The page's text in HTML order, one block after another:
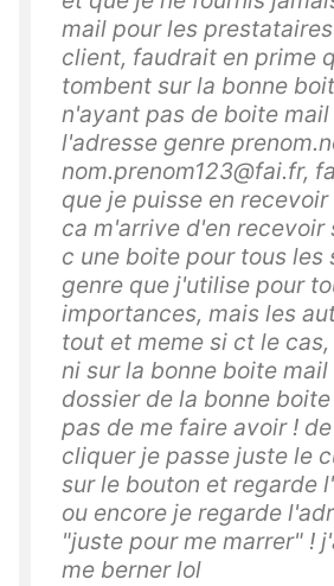
mail pour les
client, faudrait en prime
tombent sur la bonne
n'ayant pas de boite
l'adresse genre
nom.prenom123@fai.fr,
que je puisse en
ca m'arrive d'en recevoir
c une boite pour tous les
genre que j'utilise pour
importances, mais les
tout et meme si ct le
ni sur la bonne boite
dossier de la bonne
pas de me faire avoir !
cliquer je passe juste le
sur le bouton et regarde
ou encore je regarde
"juste pour me marrer" !
me berner lol